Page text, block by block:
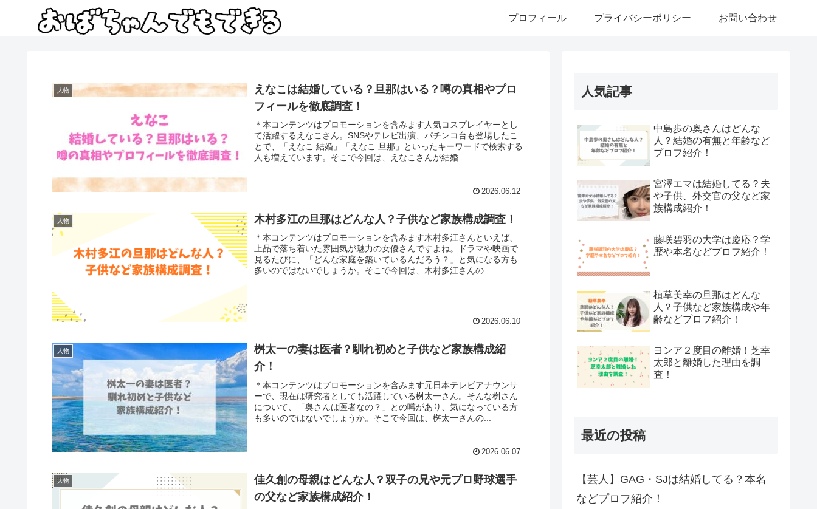
プロフィール プライバシーポリシー お問い合わせ
人物
えなこは結婚している？旦那はいる？噂の真相やプロ
フィールを徹底調査！
＊本コンテンツはプロモーションを含みます人気コスプレイヤーとし
て活躍するえなこさん。SNSやテレビ出演、パチンコ台も登場したこ
とで、「えなこ 結婚」「えなこ 旦那」といったキーワードで検索する
人も増えています。そこで今回は、えなこさんが結婚...
2026.06.12
人物 木村多江の旦那はどんな人？子供など家族構成調査！
＊本コンテンツはプロモーションを含みます木村多江さんといえば、
上品で落ち着いた雰囲気が魅力の女優さんですよね。ドラマや映画で
見るたびに、「どんな家庭を築いているんだろう？」と気になる方も
多いのではないでしょうか。そこで今回は、木村多江さんの...
2026.06.10
人物
桝太一の妻は医者？馴れ初めと子供など家族構成紹
介！
＊本コンテンツはプロモーションを含みます元日本テレビアナウンサ
ーで、現在は研究者としても活躍している桝太一さん。そんな桝さん
について、「奥さんは医者なの？」との噂があり、気になっている方
も多いのではないでしょうか。そこで今回は、桝太一さんの...
2026.06.07
人物
佳久創の母親はどんな人？双子の兄や元プロ野球選手
の父など家族構成紹介！
人気記事
中島歩の奥さんはどんな
人？結婚の有無と年齢など
プロフ紹介！
宮澤エマは結婚してる？夫
や子供、外交官の父など家
族構成紹介！
藤咲碧羽の大学は慶応？学
歴や本名などプロフ紹介！
植草美幸の旦那はどんな
人？子供など家族構成や年
齢などプロフ紹介！
ヨンア２度目の離婚！芝幸
太郎と離婚した理由を調
査！
最近の投稿
【芸人】GAG・SJは結婚してる？本名
などプロフ紹介！